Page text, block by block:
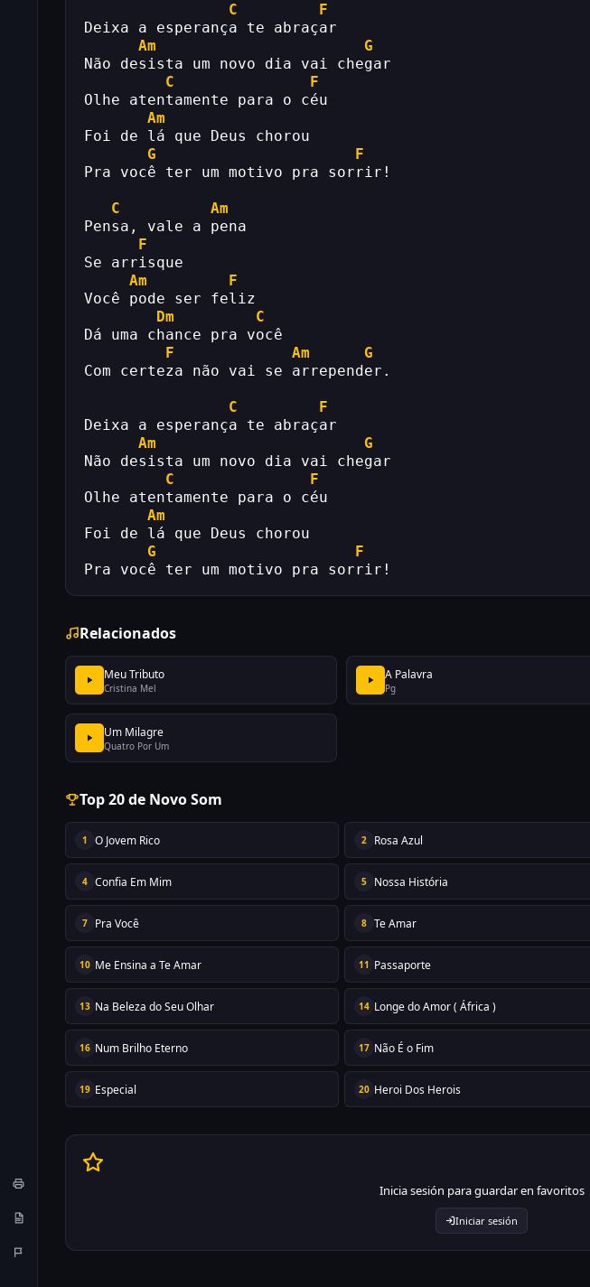
C
F
Deixa a esperança te abraçar
Am
G
Não desista um novo dia vai chegar
C
F
Olhe atentamente para o céu
Am
Foi de lá que Deus chorou
G
F
Pra você ter um motivo pra sorrir!
C
Am
Pensa, vale a pena
F
Se arrisque
Am
F
Você pode ser feliz
Dm
C
Dá uma chance pra você
F
Am
G
Com certeza não vai se arrepender.
C
F
Deixa a esperança te abraçar
Am
G
Não desista um novo dia vai chegar
C
F
Olhe atentamente para o céu
Am
Foi de lá que Deus chorou
G
F
Pra você ter um motivo pra sorrir!
Relacionados
Meu Tributo
Cristina Mel
A Palavra
Pg
Um Milagre
Quatro Por Um
Top 20 de Novo Som
1 O Jovem Rico 2 Rosa Azul
4 Confia Em Mim 5 Nossa História
7 Pra Você 8 Te Amar
10 Me Ensina a Te Amar 11 Passaporte
13 Na Beleza do Seu Olhar 14 Longe do Amor ( África )
16 Num Brilho Eterno 17 Não É o Fim
19 Especial 20 Heroi Dos Herois
Inicia sesión para guardar en favoritos
Iniciar sesión